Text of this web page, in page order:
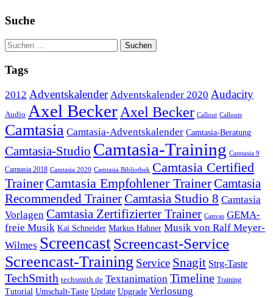
Suche
Tags
2012 Adventskalender Adventskalender 2020 Audacity
Audio Axel BeckerAxel Becker Callout Callouts
Camtasia Camtasia-Adventskalender Camtasia-Beratung
Camtasia-Studio Camtasia-Training Camtasia 9
Camtasia 2018 Camtasia 2020 Camtasia Bibliothek Camtasia Certified
Trainer Camtasia Empfohlener TrainerCamtasia
Recommended TrainerCamtasia Studio 8 Camtasia
Vorlagen Camtasia Zertifizierter Trainer Canvas GEMA-
freie Musik Kai Schneider Markus Hahner Musik von Ralf Meyer-
Wilmes ScreencastScreencast-Service
Screencast-Training Service Snagit Strg-Taste
TechSmith techsmith.de Textanimation Timeline Training
Tutorial Umschalt-Taste Update Upgrade Verlosung